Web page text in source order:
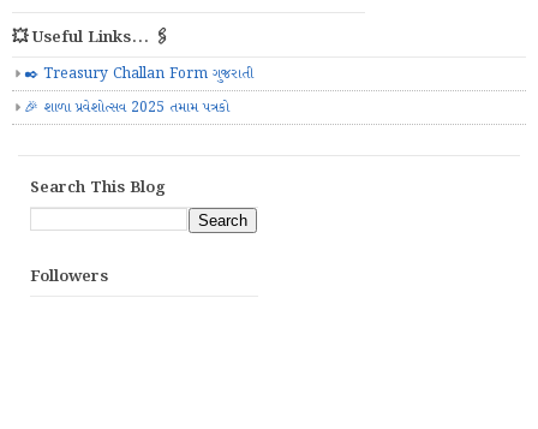
💥 Useful Links... 🖇️
✒️ Treasury Challan Form ગુજરાતી
🎉 શાળા પ્રવેશોત્સવ 2025 તમામ પત્રકો
Search This Blog
Followers